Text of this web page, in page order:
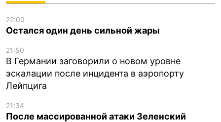
22:00
Остался один день сильной жары
21:50
В Германии заговорили о новом уровне
эскалации после инцидента в аэропорту
Лейпцига
21:34
После массированной атаки Зеленский